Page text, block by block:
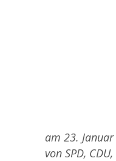
am 23.
von SPD,